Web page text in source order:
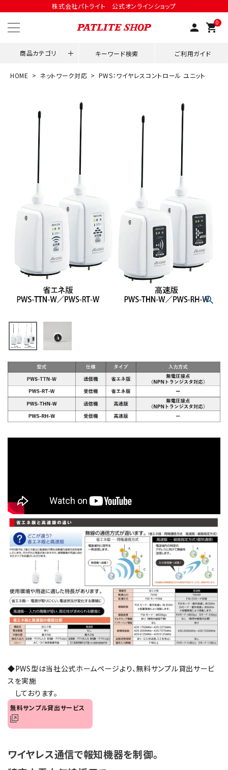
株式会社パトライト 公式オンラインショップ
person 0
shopping_cart
商品カテゴリ キーワード検索 ご利用ガイド
ACCOUNT MENU
ようこそ ゲスト 様
ログイン
用途別改善アイデア
ネットワーク対応
積層信号灯
回転灯
流線型
光音一体型
音/音声
LED照明
センサ機器
補修パーツ
製品選定の仕方
ガイドライン
パトライトカタログ
HOME ネットワーク対応 PWS：ワイヤレスコントロール ユニット
◆PWS型は当社公式ホームページより、無料サンプル貸出サービ
スを実施
しております。
無料サンプル貸出サービス
ワイヤレス通信で報知機器を制御。